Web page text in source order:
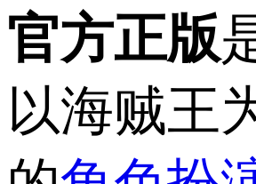
官方正版
以海贼王